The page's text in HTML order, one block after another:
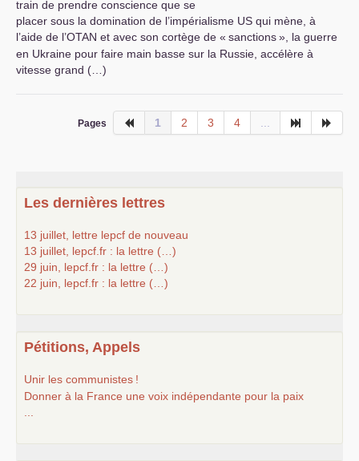
train de prendre conscience que se
placer sous la domination de l’impérialisme US qui mène, à
l’aide de l’OTAN et avec son cortège de « sanctions», la guerre
en Ukraine pour faire main basse sur la Russie, accélère à
vitesse grand (…)
Pages 1 2 3 4
Les dernières lettres
13 juillet, lettre lepcf de nouveau
13 juillet, lepcf.fr : la lettre (…)
29 juin, lepcf.fr : la lettre (…)
22 juin, lepcf.fr : la lettre (…)
Pétitions, Appels
Unir les communistes !
Donner à la France une voix indépendante pour la paix